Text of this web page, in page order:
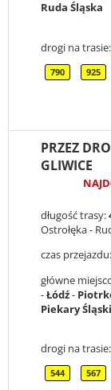
Ruda Śląska
drogi na trasie:
790 925
PRZEZ
GLIWICE
długość trasy:
Ostrołęka -
czas przejazdu:
główne
-Łódź-
Piekary
drogi na trasie:
544 567